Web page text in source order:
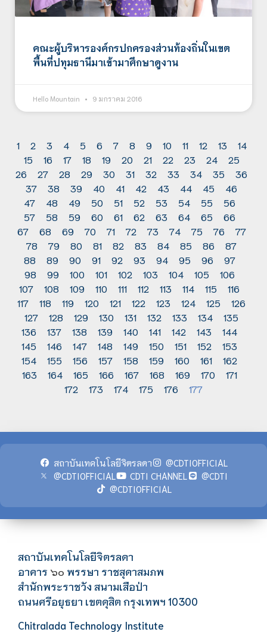
คณะผู้บริหารองค์กรปกครองส่วนท้องถิ่นในเขต
พื้นที่ปทุมธานีมาเข้ามาศึกษาดูงาน
Hello Mountain 9 มกราคม 2016
1 2 3 4 5 6 7 8 9 10 11 12 13
14
15
16 17 18 19 20 21 22 23 24
25
26
27 28 29 30 31 32 33 34 35
36
37
38 39 40 41 42 43 44 45
46
47
48 49 50 51 52 53 54 55
56
57
58 59 60 61 62 63 64 65
66
67
68 69 70 71 72 73 74 75 76
77
78
79 80 81 82 83 84 85 86
87
88
89 90 91 92 93 94 95 96
97
98
99 100 101 102 103 104 105
106
107
108 109 110 111 112 113 114 115
116
117
118 119 120 121 122 123 124 125
126
127
128 129 130 131 132 133 134
135
136
137 138 139 140 141 142 143
144
145
146 147 148 149 150 151 152
153
154
155 156 157 158 159 160 161
162
163
164 165 166 167 168 169 170
171
172
173 174 175 176 177
สถาบันเทคโนโลยีจิตรลดา
@CDTIOFFICIAL
@CDTIOFFICIAL
CDTI CHANNEL
@CDTI
@CDTIOFFICIAL
สถาบันเทคโนโลยีจิตรลดา
อาคาร ๖๐ พรรษา ราชสุดาสมภพ
สำนักพระราชวัง สนามเสือป่า
ถนนศรีอยุธยา เขตดุสิต กรุงเทพฯ 10300
Chitralada Technology Institute